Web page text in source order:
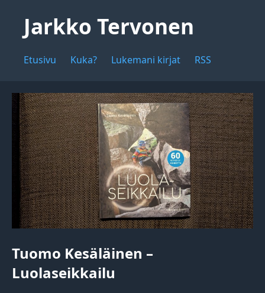
Jarkko Tervonen
Etusivu Kuka? Lukemani kirjat RSS
Tuomo Kesäläinen –
Luolaseikkailu